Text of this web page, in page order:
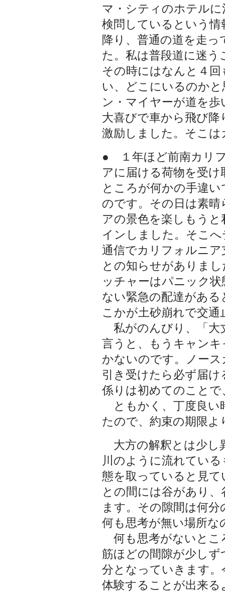
マ・シティのホテル
検問しているという
降り、普通の道を走
た。私は普段道に迷
その時にはなんと４
い、どこにいるのか
ン・マイヤーが道を
大喜びで車から飛び
激励しました。そこ
● １年ほど前南カリ
アに届ける荷物を受
ところが何かの手違
のです。その日は素
アの景色を楽しもう
インしました。そこ
通信でカリフォルニ
との知らせがありま
ッチャーはパニック
ない緊急の配達があ
こかが土砂崩れで交
私がのんびり、「大
言うと、もうキャン
かないのです。ノー
引き受けたら必ず届
係りは初めてのこと
ともかく、丁度良い
たので、約束の期限
大方の解釈とは少し
川のように流れてい
態を取っていると見
との間には谷があり
ます。その隙間は何
何も思考が無い場所な
何も思考がないとこ
筋ほどの間隙が少し
分となっていきます
体験することが出来